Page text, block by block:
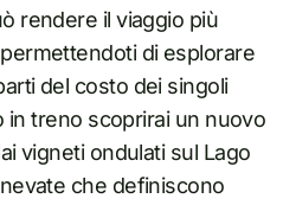
rendere il viaggio più
di esplorare
del costo dei singoli
in treno scoprirai un nuovo
vigneti ondulati sul Lago
che definiscono